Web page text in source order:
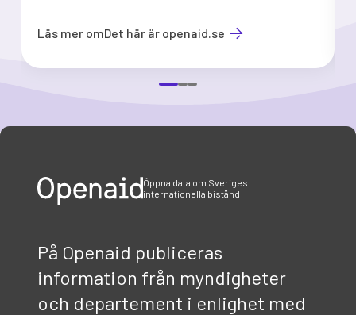
Läs mer omDet här är openaid.se
Öppna data om Sveriges
internationella bistånd
På Openaid publiceras
information från myndigheter
och departement i enlighet med